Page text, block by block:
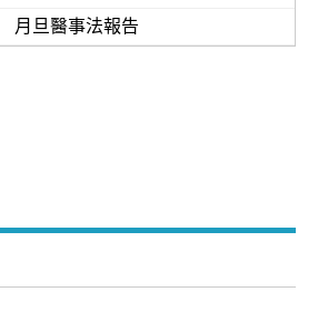
月旦醫事法報告